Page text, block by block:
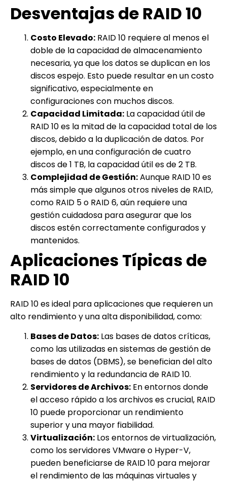
Desventajas de RAID 10
Costo Elevado: RAID 10 requiere al menos el
doble de la capacidad de almacenamiento
necesaria, ya que los datos se duplican en los
discos espejo. Esto puede resultar en un costo
significativo, especialmente en
configuraciones con muchos discos.
Capacidad Limitada: La capacidad útil de
RAID 10 es la mitad de la capacidad total de los
discos, debido a la duplicación de datos. Por
ejemplo, en una configuración de cuatro
discos de 1 TB, la capacidad útil es de 2 TB.
Complejidad de Gestión:Aunque RAID 10 es
más simple que algunos otros niveles de RAID,
como RAID 5 o RAID 6, aún requiere una
gestión cuidadosa para asegurar que los
discos estén correctamente configurados y
mantenidos.
Aplicaciones Típicas de
RAID 10
RAID 10 es ideal para aplicaciones que requieren un
alto rendimiento y una alta disponibilidad, como:
Bases de Datos: Las bases de datos críticas,
como las utilizadas en sistemas de gestión de
bases de datos (DBMS), se benefician del alto
rendimiento y la redundancia de RAID 10.
Servidores de Archivos: En entornos donde
el acceso rápido a los archivos es crucial, RAID
10 puede proporcionar un rendimiento
superior y una mayor fiabilidad.
Virtualización: Los entornos de virtualización,
como los servidores VMware o Hyper-V,
pueden beneficiarse de RAID 10 para mejorar
el rendimiento de las máquinas virtuales y